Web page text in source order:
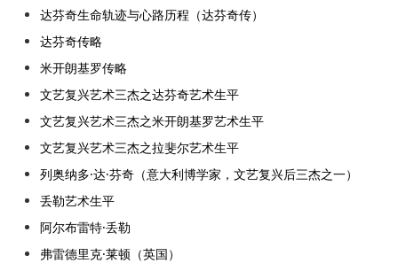
达芬奇生命轨迹与心路历程（达芬奇传）
达芬奇传略
米开朗基罗传略
文艺复兴艺术三杰之达芬奇艺术生平
文艺复兴艺术三杰之米开朗基罗艺术生平
文艺复兴艺术三杰之拉斐尔艺术生平
列奥纳多·达·芬奇（意大利博学家，文艺复兴后三杰之一）
丢勒艺术生平
阿尔布雷特·丢勒
弗雷德里克·莱顿（英国）